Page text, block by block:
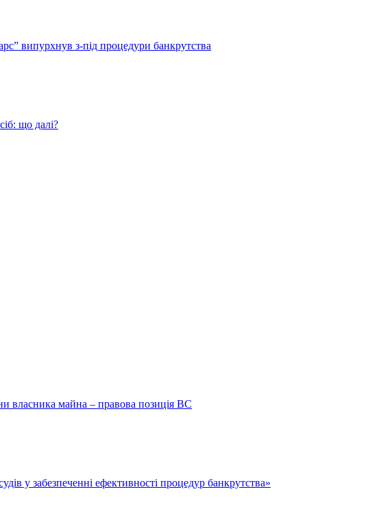
випурхнув з-під процедури банкрутства
що далі?
власника майна – правова позиція ВС
у забезпеченні ефективності процедур банкрутства»